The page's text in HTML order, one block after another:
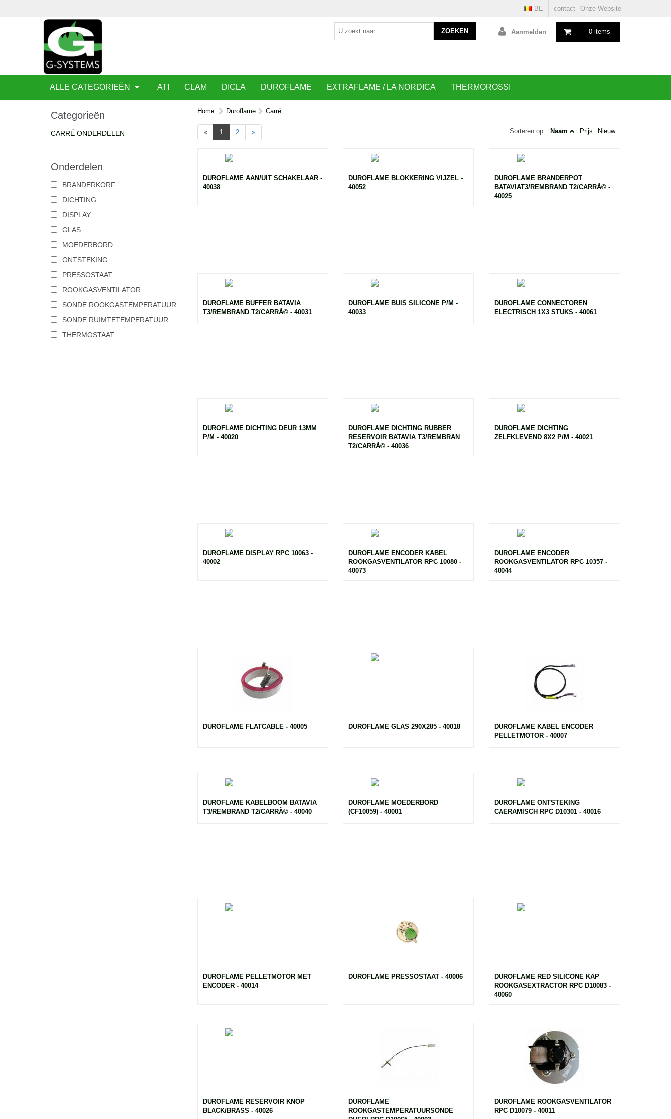
contact Onze Website
BE
0 items
Aanmelden
ZOEKEN
ALLE CATEGORIEËN ATI CLAM DICLA DUROFLAME EXTRAFLAME / LA NORDICA THERMOROSSI
Categorieën
CARRÉ ONDERDELEN
Onderdelen
BRANDERKORF
DICHTING
DISPLAY
GLAS
MOEDERBORD
ONTSTEKING
PRESSOSTAAT
ROOKGASVENTILATOR
SONDE ROOKGASTEMPERATUUR
SONDE RUIMTETEMPERATUUR
THERMOSTAAT
Home Duroflame Carré
« 1 2 » Sorteren op: Naam Prijs Nieuw
DUROFLAME AAN/UIT SCHAKELAAR -
40038
DUROFLAME BLOKKERING VIJZEL -
40052
DUROFLAME BRANDERPOT
BATAVIAT3/REMBRAND T2/CARRÃ© -
40025
DUROFLAME BUFFER BATAVIA
T3/REMBRAND T2/CARRÃ© - 40031
DUROFLAME BUIS SILICONE P/M -
40033
DUROFLAME CONNECTOREN
ELECTRISCH 1X3 STUKS - 40061
DUROFLAME DICHTING DEUR 13MM
P/M - 40020
DUROFLAME DICHTING RUBBER
RESERVOIR BATAVIA T3/REMBRAN
T2/CARRÃ© - 40036
DUROFLAME DICHTING
ZELFKLEVEND 8X2 P/M - 40021
DUROFLAME DISPLAY RPC 10063 -
40002
DUROFLAME ENCODER KABEL
ROOKGASVENTILATOR RPC 10080 -
40073
DUROFLAME ENCODER
ROOKGASVENTILATOR RPC 10357 -
40044
DUROFLAME FLATCABLE - 40005 DUROFLAME GLAS 290X285 - 40018
DUROFLAME KABEL ENCODER
PELLETMOTOR - 40007
DUROFLAME KABELBOOM BATAVIA
T3/REMBRAND T2/CARRÃ© - 40040
DUROFLAME MOEDERBORD
(CF10059) - 40001
DUROFLAME ONTSTEKING
CAERAMISCH RPC D10301 - 40016
DUROFLAME PELLETMOTOR MET
ENCODER - 40014
DUROFLAME PRESSOSTAAT - 40006
DUROFLAME RED SILICONE KAP
ROOKGASEXTRACTOR RPC D10083 -
40060
DUROFLAME RESERVOIR KNOP
BLACK/BRASS - 40026
DUROFLAME
ROOKGASTEMPERATUURSONDE
DUROFLAME ROOKGASVENTILATOR
RPC D10079 - 40011